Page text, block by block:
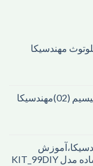
مهندسیکا
ربات آموزشی کنترل از راه دور بیسیم (02)مهندسیکا